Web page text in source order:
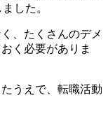
した。
、たくさんのデメ
く必要がありま
うえで、転職活動